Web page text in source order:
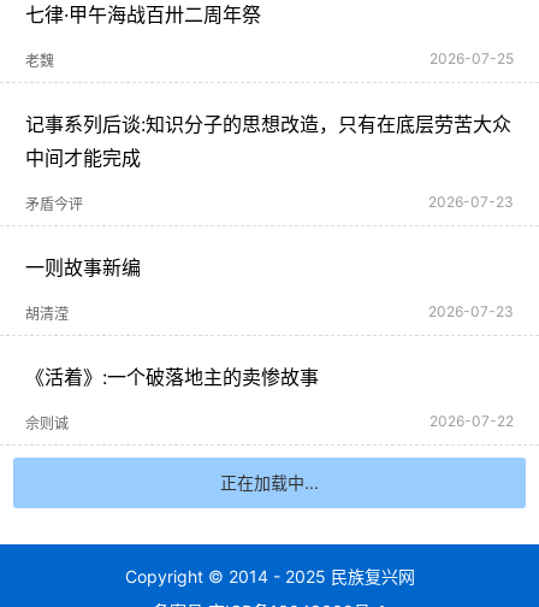
七律·甲午海战百卅二周年祭
老魏 2026-07-25
记事系列后谈:知识分子的思想改造，只有在底层劳苦大众
中间才能完成
矛盾今评 2026-07-23
一则故事新编
胡清滢 2026-07-23
《活着》:一个破落地主的卖惨故事
佘则诚 2026-07-22
正在加载中...
Copyright © 2014 - 2025 民族复兴网